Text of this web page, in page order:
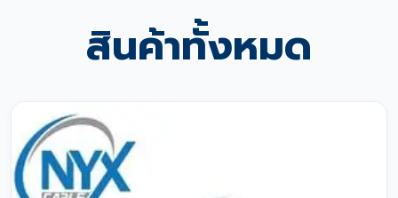
สินค้าทั้งหมด